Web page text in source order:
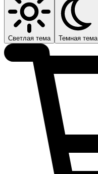
Светлая тема Темная тема